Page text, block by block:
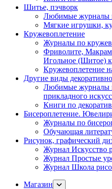
Шитье, пэчворк
Любимые журналы
Мягкие игрушки,
Кружевоплетение
Журналы по
Фриволите,
Игольное (Шитое)
Кружевоплетение
Другие виды
Любимые журналы
прикладного
Книги по
Бисероплетение.
Журналы по
Обучающая
Рисунок, графический
Журнал Искусство
Журнал Простые
Журнал Школа
Магазин